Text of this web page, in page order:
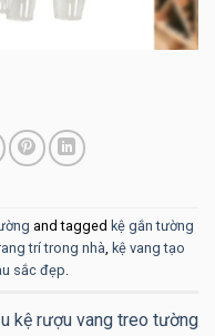
and tagged kệ gắn tường
trí trong nhà, kệ vang tạo
sắc đẹp.
kệ rượu vang treo tường